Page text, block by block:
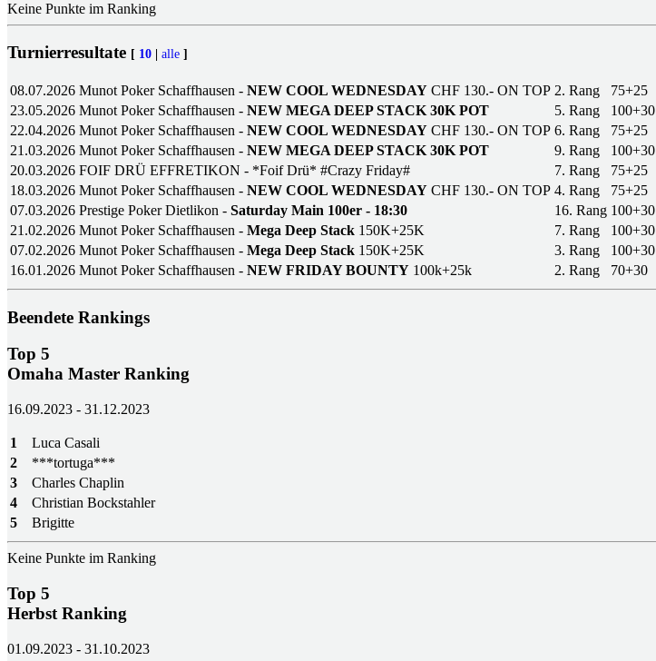
Keine Punkte im Ranking
Turnierresultate [ 10 alle ]
08.07.2026 Munot Poker Schaffhausen - NEW COOL WEDNESDAY CHF 130.- ON TOP 2. Rang
75+25
23.05.2026 Munot Poker Schaffhausen - NEW MEGA DEEP STACK 30K POT 5. Rang
100+30
22.04.2026 Munot Poker Schaffhausen - NEW COOL WEDNESDAY CHF 130.- ON TOP 6. Rang
75+25
21.03.2026 Munot Poker Schaffhausen - NEW MEGA DEEP STACK 30K POT 9. Rang
100+30
20.03.2026 FOIF DRÜ EFFRETIKON - *Foif Drü* #Crazy Friday# 7. Rang
75+25
18.03.2026 Munot Poker Schaffhausen - NEW COOL WEDNESDAY CHF 130.- ON TOP 4. Rang
75+25
07.03.2026 Prestige Poker Dietlikon - Saturday Main 100er - 18:30 16. Rang 100+30
21.02.2026 Munot Poker Schaffhausen - Mega Deep Stack 150K+25K 7. Rang
100+30
07.02.2026 Munot Poker Schaffhausen - Mega Deep Stack 150K+25K 3. Rang
100+30
16.01.2026 Munot Poker Schaffhausen - NEW FRIDAY BOUNTY 100k+25k 2. Rang 70+30
Beendete Rankings
Top 5
Omaha Master Ranking
16.09.2023 - 31.12.2023
1 Luca Casali
2
***tortuga***
3
Charles Chaplin
4
Christian Bockstahler
5
Brigitte
Keine Punkte im Ranking
Top 5
Herbst Ranking
01.09.2023 - 31.10.2023